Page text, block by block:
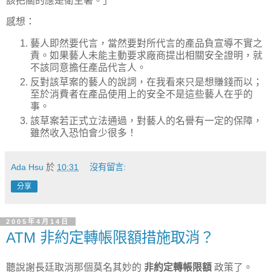
感想：
藝人即然要代言，當然要對所代言的產品負宣導不實之
責。如果藝人未能主動要求廠商提出相關安全證明，就
不該同意擔任產品代言人。
反對該草案的藝人的說詞，在我看來只是想賺錢而以；
至於消費者在產品使用上的安全不是這些藝人在乎的
事。
該草案若正式立法通過，對藝人的名譽有一定的保障，
雖然收入恐怕會少很多！
Ada Hsu 於 10:31 沒有留言:
分享
2005年4月14日
ATM 非約定轉帳限額措施取消？
聽說謝長廷取消那個莫名其妙的 非約定轉帳限額 政策了。